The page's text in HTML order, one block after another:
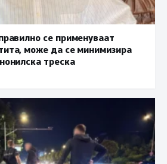
се применуваат
може да се минимизира
треска